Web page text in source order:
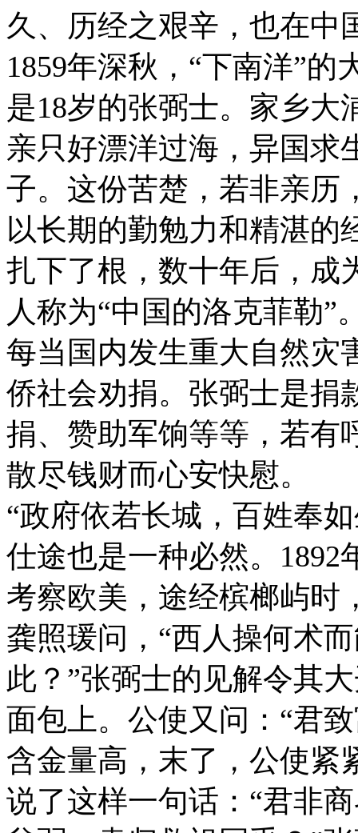
久、历经之艰辛，也在中
1859年深秋，“下南洋”
是18岁的张弼士。家乡大
亲只好漂洋过海，异国求
子。这份苦楚，若非亲历
以长期的勤勉力和精湛的
扎下了根，数十年后，成
人称为“中国的洛克菲勒”
每当国内发生重大自然灾
侨社会劝捐。张弼士是捐
捐、赞助军饷等等，若有
散尽钱财而心安快慰。
“政府依若长城，百姓奉
仕途也是一种必然。
考察欧美，途经槟榔屿时
龚照瑗问，“西人操何术
此？”张弼士的见解令其
面包上。公使又问：“君
含金量高，末了，公使紧
说了这样一句话：“君非